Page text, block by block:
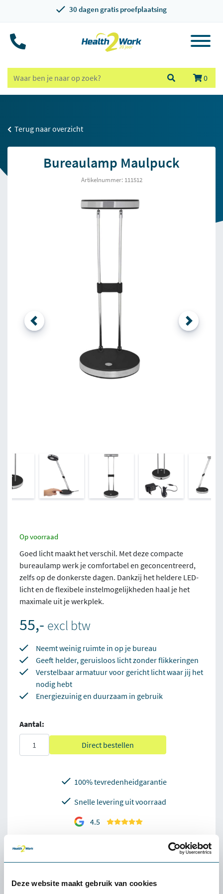
Deze website maakt gebruik van cookies
30 dagen gratis proefplaatsing
0
Terug naar overzicht
Bureaulamp Maulpuck
Artikelnummer: 111512
Op voorraad
Goed licht maakt het verschil. Met deze compacte
bureaulamp werk je comfortabel en geconcentreerd,
zelfs op de donkerste dagen. Dankzij het heldere LED-
licht en de flexibele instelmogelijkheden haal je het
maximale uit je werkplek.
55,- excl btw
Neemt weinig ruimte in op je bureau
Geeft helder, geruisloos licht zonder flikkeringen
Verstelbaar armatuur voor gericht licht waar jij het
nodig hebt
Energiezuinig en duurzaam in gebruik
Aantal:
Direct bestellen
100% tevredenheidgarantie
Snelle levering uit voorraad
4.5
Omschrijving Bureaulamp Maulpuck